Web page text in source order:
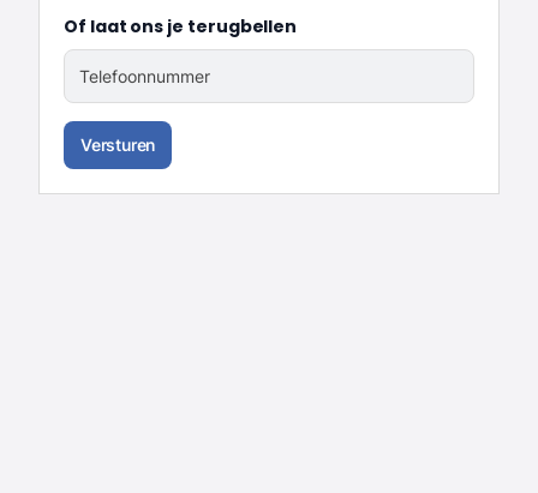
Of laat ons je terugbellen
Telefoonnummer
Versturen